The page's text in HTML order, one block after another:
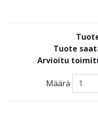
Tuote
Arvioitu
Määrä